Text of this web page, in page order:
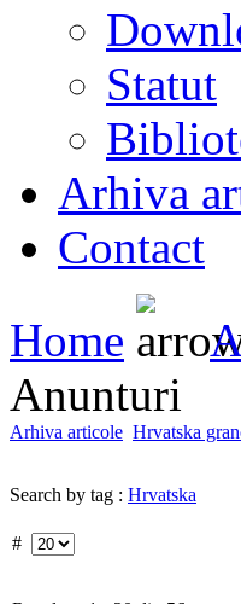
Statut
Arhiva
Contact
Home
Anunturi
Arhiva articole Hrvatska
Search by tag : Hrvatska
#